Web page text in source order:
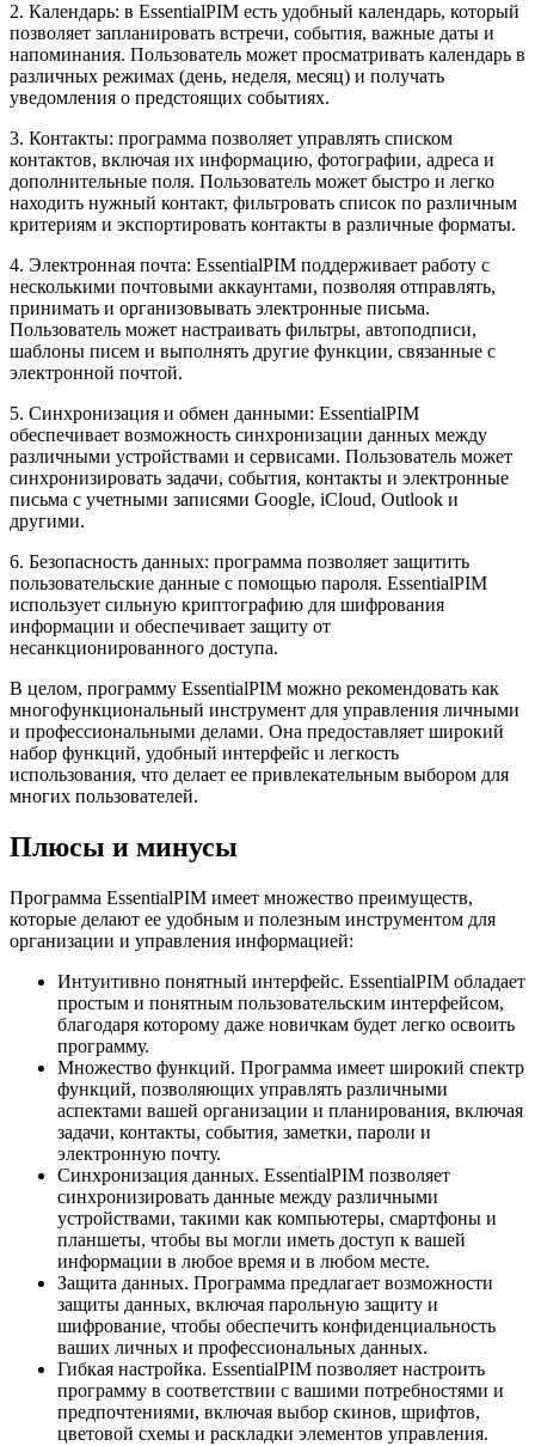
2. Календарь: в EssentialPIM есть удобный календарь, который
позволяет запланировать встречи, события, важные даты и
напоминания. Пользователь может просматривать календарь в
различных режимах (день, неделя, месяц) и получать
уведомления о предстоящих событиях.
3. Контакты: программа позволяет управлять списком
контактов, включая их информацию, фотографии, адреса и
дополнительные поля. Пользователь может быстро и легко
находить нужный контакт, фильтровать список по различным
критериям и экспортировать контакты в различные форматы.
4. Электронная почта: EssentialPIM поддерживает работу с
несколькими почтовыми аккаунтами, позволяя отправлять,
принимать и организовывать электронные письма.
Пользователь может настраивать фильтры, автоподписи,
шаблоны писем и выполнять другие функции, связанные с
электронной почтой.
5. Синхронизация и обмен данными: EssentialPIM
обеспечивает возможность синхронизации данных между
различными устройствами и сервисами. Пользователь может
синхронизировать задачи, события, контакты и электронные
письма с учетными записями Google, iCloud, Outlook и
другими.
6. Безопасность данных: программа позволяет защитить
пользовательские данные с помощью пароля. EssentialPIM
использует сильную криптографию для шифрования
информации и обеспечивает защиту от
несанкционированного доступа.
В целом, программу EssentialPIM можно рекомендовать как
многофункциональный инструмент для управления личными
и профессиональными делами. Она предоставляет широкий
набор функций, удобный интерфейс и легкость
использования, что делает ее привлекательным выбором для
многих пользователей.
Плюсы и минусы
Программа EssentialPIM имеет множество преимуществ,
которые делают ее удобным и полезным инструментом для
организации и управления информацией:
Интуитивно понятный интерфейс. EssentialPIM обладает
простым и понятным пользовательским интерфейсом,
благодаря которому даже новичкам будет легко освоить
программу.
Множество функций. Программа имеет широкий спектр
функций, позволяющих управлять различными
аспектами вашей организации и планирования, включая
задачи, контакты, события, заметки, пароли и
электронную почту.
Синхронизация данных. EssentialPIM позволяет
синхронизировать данные между различными
устройствами, такими как компьютеры, смартфоны и
планшеты, чтобы вы могли иметь доступ к вашей
информации в любое время и в любом месте.
Защита данных. Программа предлагает возможности
защиты данных, включая парольную защиту и
шифрование, чтобы обеспечить конфиденциальность
ваших личных и профессиональных данных.
Гибкая настройка. EssentialPIM позволяет настроить
программу в соответствии с вашими потребностями и
предпочтениями, включая выбор скинов, шрифтов,
цветовой схемы и раскладки элементов управления.